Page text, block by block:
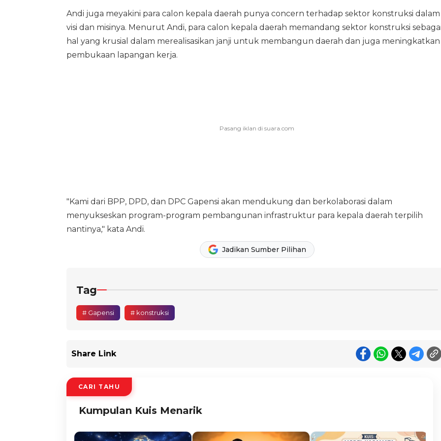
Andi juga meyakini para calon kepala daerah punya concern terhadap sektor konstruksi dalam
visi dan misinya. Menurut Andi, para calon kepala daerah memandang sektor konstruksi
hal yang krusial dalam merealisasikan janji untuk membangun daerah dan juga meningkatkan
pembukaan lapangan kerja.
"Kami dari BPP, DPD, dan DPC Gapensi akan mendukung dan berkolaborasi dalam
menyukseskan program-program pembangunan infrastruktur para kepala daerah terpilih
nantinya," kata Andi.
Jadikan Sumber Pilihan
Tag
# Gapensi # konstruksi
Share Link
CARI TAHU
Kumpulan Kuis Menarik